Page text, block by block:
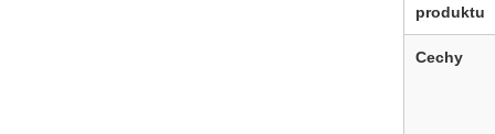
produktu
Cechy